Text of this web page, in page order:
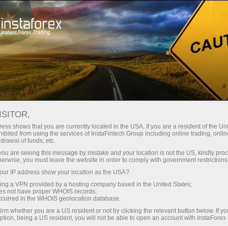
Request callback
कॉलबैक सेवा
कृपया नीचे दिए गए फॉर्म को भरें और अपने लिए सबसे
सुविधाजनक समय चुनें जब आप चाहेंगे कि हमारा प्रबंधक
आपको कॉल करे
Request a callback
shows that you are currently located in the USA. If you are a resident of the
from using the services of InstaFintech Group including online trading,
of funds, etc.
are seeing this message by mistake and your location is not the US, kindly
you must leave the website in order to comply with government
IP address show your location as the USA?
a VPN provided by a hosting company based in the United States;
not have proper WHOIS records;
in the WHOIS geolocation database.
whether you are a US resident or not by clicking the relevant button below. If
being a US resident, you will not be able to open an account with InstaForex